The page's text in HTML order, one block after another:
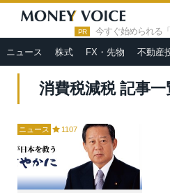
PR 今すぐ始められる
ニュース 株式 FX・先物 不動産
HOME » 消費税減税
消費税減税 記事一
ニュース 1107